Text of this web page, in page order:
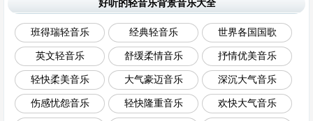
好听的轻音乐背景音乐大全
班得瑞轻音乐 经典轻音乐 世界各国国歌
英文轻音乐 舒缓柔情音乐 抒情优美音乐
轻快柔美音乐 大气豪迈音乐 深沉大气音乐
伤感忧怨音乐 轻快隆重音乐 欢快大气音乐